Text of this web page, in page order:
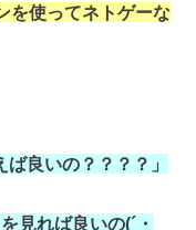
を使ってネトゲーな
良いの？？？？」
見れば良いの(´・